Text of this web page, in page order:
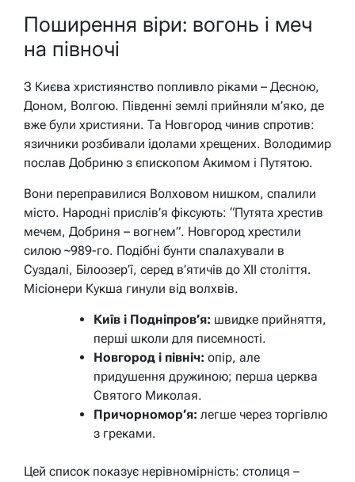
Поширення віри: вогонь і меч
на півночі
З Києва християнство попливло ріками – Десною,
Доном, Волгою. Південні землі прийняли м’яко, де
вже були християни. Та Новгород чинив спротив:
язичники розбивали ідолами хрещених. Володимир
послав Добриню з єпископом Акимом і Путятою.
Вони переправилися Волховом нишком, спалили
місто. Народні прислів’я фіксують: “Путята хрестив
мечем, Добриня – вогнем”. Новгород хрестили
силою ~989-го. Подібні бунти спалахували в
Суздалі, Білоозер’ї, серед в’ятичів до XII століття.
Місіонери Кукша гинули від волхвів.
Київ і Подніпров’я: швидке прийняття,
перші школи для писемності.
Новгород і північ: опір, але
придушення дружиною; перша церква
Святого Миколая.
Причорномор’я: легше через торгівлю
з греками.
Цей список показує нерівномірність: столиця –